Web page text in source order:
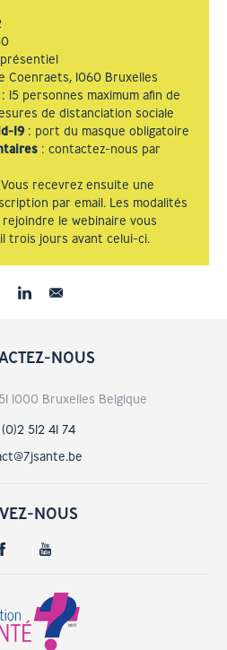
Coenraets, 1060 Bruxelles
: 15 personnes maximum afin de
de distanciation sociale
19 : port du masque obligatoire
: contactez-nous par
recevrez ensuite une
par email. Les modalités
le webinaire vous
trois jours avant celui-ci.
NOUS
1000 Bruxelles Belgique
512 41 74
NOUS